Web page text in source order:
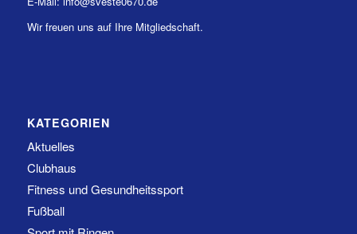
Wir freuen uns auf Ihre Mitgliedschaft.
KATEGORIEN
Aktuelles
Clubhaus
Fitness und Gesundheitssport
Fußball